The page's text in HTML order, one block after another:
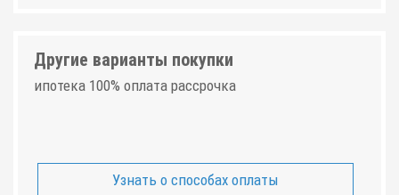
Другие варианты покупки
ипотека 100% оплата рассрочка
Узнать о способах оплаты